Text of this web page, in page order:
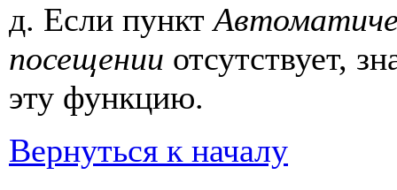
д. Если пункт
посещении отсутствует,
эту функцию.
Вернуться к началу